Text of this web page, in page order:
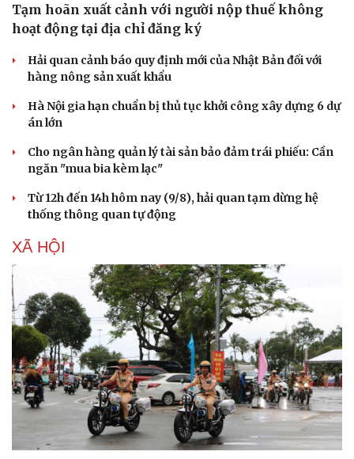
Văn hóa
Sân khấu - Điện ảnh
Di sản
Thời trang
Sao Việt
Tạm hoãn xuất cảnh với người nộp thuế không
hoạt động tại địa chỉ đăng ký
Hải quan cảnh báo quy định mới của Nhật Bản đối với
hàng nông sản xuất khẩu
Hà Nội gia hạn chuẩn bị thủ tục khởi công xây dựng 6 dự
án lớn
Cho ngân hàng quản lý tài sản bảo đảm trái phiếu: Cần
ngăn "mua bia kèm lạc"
Từ 12h đến 14h hôm nay (9/8), hải quan tạm dừng hệ
thống thông quan tự động
XÃ HỘI